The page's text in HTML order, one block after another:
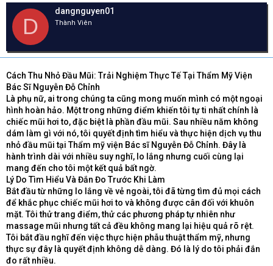
r
e
d
s
t
a
r
t
e
r
à
y
g
i
k
D
dangnguyen01
Thành Viên
Cách Thu Nhỏ Đầu Mũi: Trải Nghiệm Thực Tế Tại Thẩm Mỹ Viện
Bác Sĩ Nguyễn Đỗ Chỉnh
Là phụ nữ, ai trong chúng ta cũng mong muốn mình có một ngoại
hình hoàn hảo. Một trong những điểm khiến tôi tự ti nhất chính là
chiếc mũi hơi to, đặc biệt là phần đầu mũi. Sau nhiều năm không
dám làm gì với nó, tôi quyết định tìm hiểu và thực hiện dịch vụ thu
nhỏ đầu mũi tại Thẩm mỹ viện Bác sĩ Nguyễn Đỗ Chỉnh. Đây là
hành trình dài với nhiều suy nghĩ, lo lắng nhưng cuối cùng lại
mang đến cho tôi một kết quả bất ngờ.
Lý Do Tìm Hiểu Và Đắn Đo Trước Khi Làm
Bắt đầu từ những lo lắng về vẻ ngoài, tôi đã từng tìm đủ mọi cách
để khắc phục chiếc mũi hơi to và không được cân đối với khuôn
mặt. Tôi thử trang điểm, thử các phương pháp tự nhiên như
massage mũi nhưng tất cả đều không mang lại hiệu quả rõ rệt.
Tôi bắt đầu nghĩ đến việc thực hiện phẫu thuật thẩm mỹ, nhưng
thực sự đây là quyết định không dễ dàng. Đó là lý do tôi phải đắn
đo rất nhiều.